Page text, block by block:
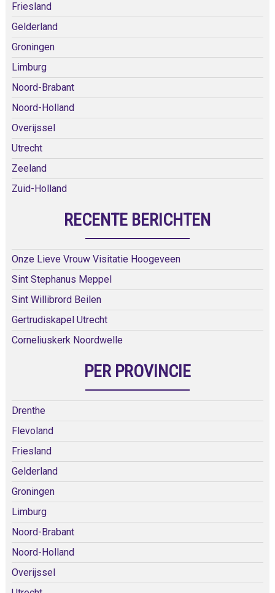
Friesland
Gelderland
Groningen
Limburg
Noord-Brabant
Noord-Holland
Overijssel
Utrecht
Zeeland
Zuid-Holland
RECENTE BERICHTEN
Onze Lieve Vrouw Visitatie Hoogeveen
Sint Stephanus Meppel
Sint Willibrord Beilen
Gertrudiskapel Utrecht
Corneliuskerk Noordwelle
PER PROVINCIE
Drenthe
Flevoland
Friesland
Gelderland
Groningen
Limburg
Noord-Brabant
Noord-Holland
Overijssel